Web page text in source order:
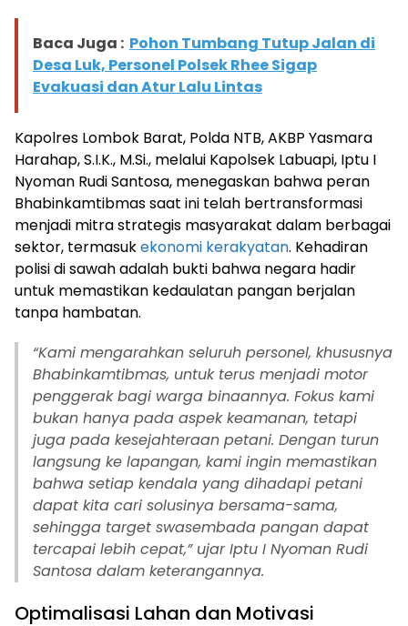
Baca Juga : Pohon Tumbang Tutup Jalan di
Desa Luk, Personel Polsek Rhee Sigap
Evakuasi dan Atur Lalu Lintas
Kapolres Lombok Barat, Polda NTB, AKBP Yasmara
Harahap, S.I.K., M.Si., melalui Kapolsek Labuapi, Iptu I
Nyoman Rudi Santosa, menegaskan bahwa peran
Bhabinkamtibmas saat ini telah bertransformasi
menjadi mitra strategis masyarakat dalam berbagai
sektor, termasukekonomi kerakyatan. Kehadiran
polisi di sawah adalah bukti bahwa negara hadir
untuk memastikan kedaulatan pangan berjalan
tanpa hambatan.
“Kami mengarahkan seluruh personel, khususnya
Bhabinkamtibmas, untuk terus menjadi motor
penggerak bagi warga binaannya. Fokus kami
bukan hanya pada aspek keamanan, tetapi
juga pada kesejahteraan petani. Dengan turun
langsung ke lapangan, kami ingin memastikan
bahwa setiap kendala yang dihadapi petani
dapat kita cari solusinya bersama-sama,
sehingga target swasembada pangan dapat
tercapai lebih cepat,” ujar Iptu I Nyoman Rudi
Santosa dalam keterangannya.
Optimalisasi Lahan dan Motivasi